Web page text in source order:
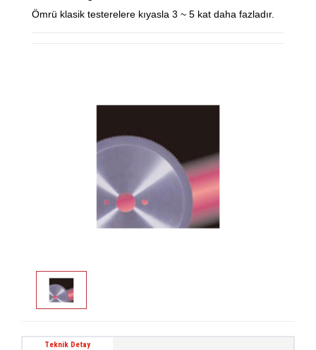
Ömrü klasik testerelere kıyasla 3 ~ 5 kat daha fazladır.
Teknik Detay